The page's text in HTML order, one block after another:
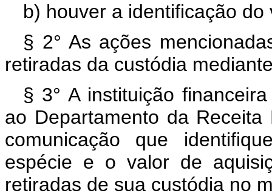
b) houver a identificação
§ 2° As ações
retiradas da custódia
§ 3° A instituição
ao Departamento da
comunicação que
espécie e o valor de
retiradas de sua custódia no